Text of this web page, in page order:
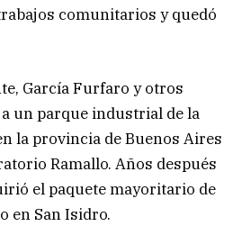
comunitarios y quedó
García Furfaro y otros
un parque industrial de la
la provincia de Buenos Aires
Ramallo. Años después
el paquete mayoritario de
en San Isidro.